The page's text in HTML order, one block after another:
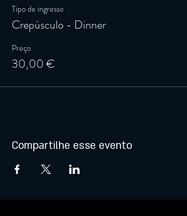
Tipo de ingresso
Crepúsculo - Dinner
Preço
30,00 €
Compartilhe esse evento